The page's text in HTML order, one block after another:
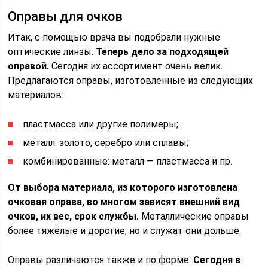
Оправы для очков
Итак, с помощью врача вы подобрали нужные
оптические линзы. Теперь дело за подходящей
оправой. Сегодня их ассортимент очень велик.
Предлагаются оправы, изготовленные из следующих
материалов:
пластмасса или другие полимеры;
металл: золото, серебро или сплавы;
комбинированные: металл — пластмасса и пр.
От выбора материала, из которого изготовлена
очковая оправа, во многом зависят внешний вид
очков, их вес, срок службы. Металлические оправы
более тяжёлые и дорогие, но и служат они дольше.
Оправы различаются также и по форме. Сегодня в